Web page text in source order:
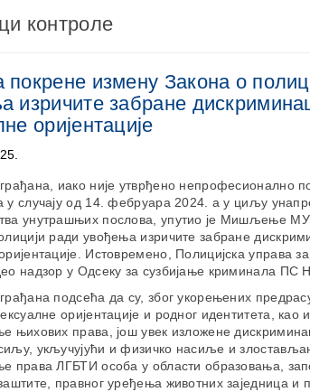
контроле
измену Закона о
изричите забране
оријентације
иако није утврђено непрофесионално
у случају од 14. фебруара 2024. а у циљу
унутрашњих послова, упутио је Мишљење
ради увођења изричите забране
Истовремено, Полицијска управа
надзор у Одсеку за сузбијање криминала ПС
подсећа да су, због укорењених
оријентације и родног идентитета, као
њихових права, још увек изложене
укључујући и физичко насиље и
права ЛГБТИ особа у области образовања,
правног уређења животних заједница и